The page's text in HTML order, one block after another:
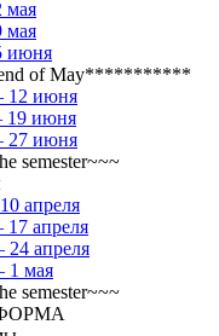
мая
мая
июня
of May***********
12 июня
19 июня
27 июня
semester~~~
апреля
апреля
24 апреля
1 мая
semester~~~
ФОРМА